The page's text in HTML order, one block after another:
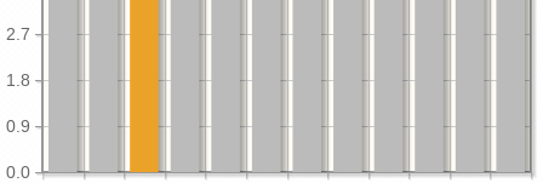
0.0
0.9
1.8
2.7